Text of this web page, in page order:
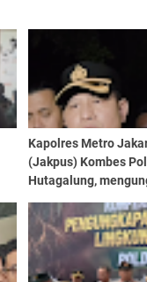
Kapolres Metro
(Jakpus) Kombes
Hutagalung,
warga dan
pemuda yang
kosong Jalan